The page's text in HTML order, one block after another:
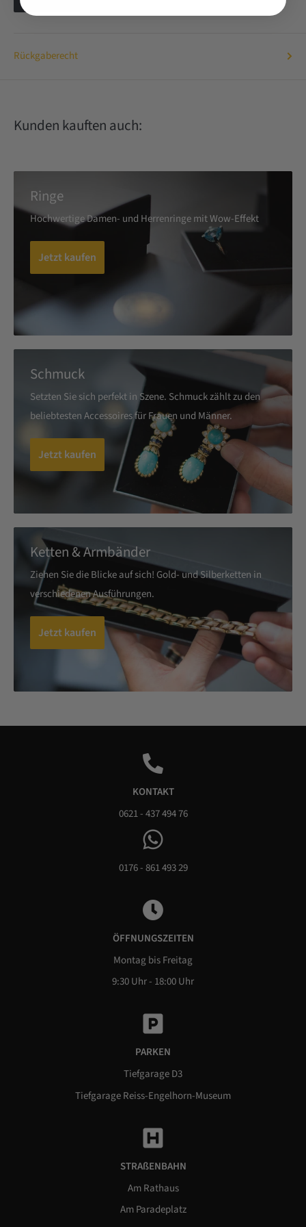
Rückgaberecht
Kunden kauften auch:
Ringe
Hochwertige Damen- und Herrenringe mit Wow-Effekt
Jetzt kaufen
Schmuck
Setzten Sie sich perfekt in Szene. Schmuck zählt zu den
beliebtesten Accessoires für Frauen und Männer.
Jetzt kaufen
Ketten & Armbänder
Ziehen Sie die Blicke auf sich! Gold- und Silberketten in
verschiedenen Ausführungen.
Jetzt kaufen
KONTAKT
0621 - 437 494 76
0176 - 861 493 29
ÖFFNUNGSZEITEN
Montag bis Freitag
9:30 Uhr - 18:00 Uhr
PARKEN
Tiefgarage D3
Tiefgarage Reiss-Engelhorn-Museum
STRAßENBAHN
Am Rathaus
Am Paradeplatz